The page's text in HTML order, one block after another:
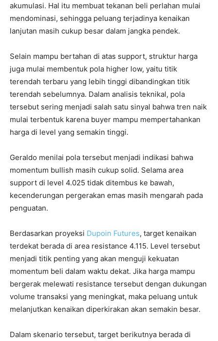
akumulasi. Hal itu membuat tekanan beli perlahan mulai
mendominasi, sehingga peluang terjadinya kenaikan
lanjutan masih cukup besar dalam jangka pendek.
Selain mampu bertahan di atas support, struktur harga
juga mulai membentuk pola higher low, yaitu titik
terendah terbaru yang lebih tinggi dibandingkan titik
terendah sebelumnya. Dalam analisis teknikal, pola
tersebut sering menjadi salah satu sinyal bahwa tren naik
mulai terbentuk karena buyer mampu mempertahankan
harga di level yang semakin tinggi.
Geraldo menilai pola tersebut menjadi indikasi bahwa
momentum bullish masih cukup solid. Selama area
support di level 4.025 tidak ditembus ke bawah,
kecenderungan pergerakan emas masih mengarah pada
penguatan.
Berdasarkan proyeksi Dupoin Futures, target kenaikan
terdekat berada di area resistance 4.115. Level tersebut
menjadi titik penting yang akan menguji kekuatan
momentum beli dalam waktu dekat. Jika harga mampu
bergerak melewati resistance tersebut dengan dukungan
volume transaksi yang meningkat, maka peluang untuk
melanjutkan kenaikan diperkirakan akan semakin besar.
Dalam skenario tersebut, target berikutnya berada di